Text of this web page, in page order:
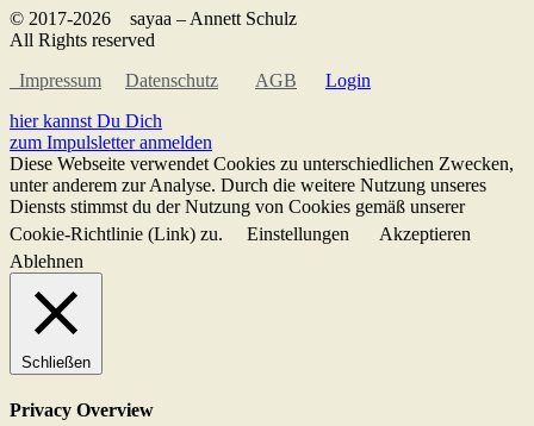
© 2017-2026 sayaa – Annett Schulz
All Rights reserved
Impressum
Datenschutz AGB
Login
hier kannst Du Dich
zum Impulsletter anmelden
Diese Webseite verwendet Cookies zu unterschiedlichen Zwecken,
unter anderem zur Analyse. Durch die weitere Nutzung unseres
Diensts stimmst du der Nutzung von Cookies gemäß unserer
Cookie-Richtlinie (Link) zu.
Einstellungen
Akzeptieren
Ablehnen
Schließen
Privacy Overview